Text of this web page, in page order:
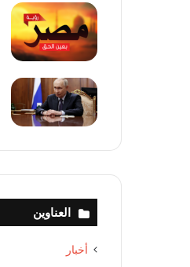
العناوين
أخبار